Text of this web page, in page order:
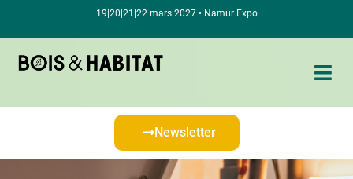
19|20|21|22 mars 2027 • Namur Expo
Newsletter